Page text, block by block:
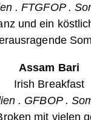
. FTGFOP .
und ein
Assam Bari
Irish Breakfast
. GFBOP .
mit vielen